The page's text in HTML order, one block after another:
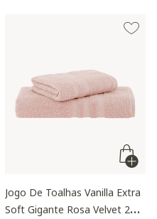
Jogo De Toalhas Vanilla Extra
Soft Gigante Rosa Velvet 2